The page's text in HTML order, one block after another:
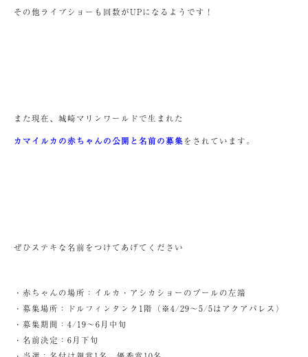
その他ライブショーも回数がUPになるようです！
また現在、城崎マリンワールドで生まれた
カマイルカの赤ちゃんの公開と名前の募集をされています。
ぜひステキな名前をつけてあげてください
・赤ちゃんの場所：イルカ・アシカショーのプールの左端
・募集場所：ドルフィンタンク1階（※4/29～5/5はアクアパレス）
・募集期間：4/19～6月中旬
・名前決定：6月下旬